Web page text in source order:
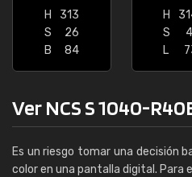
H
313
S
26
B
84
H
S
L
Ver NCS S 1040-
Es un riesgo tomar una decisión
color en una pantalla digital. Para